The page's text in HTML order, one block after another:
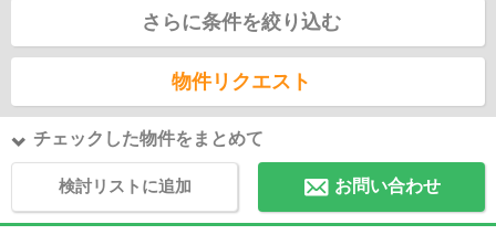
さらに条件を絞り込む
物件リクエスト
チェックした物件をまとめて
検討リストに追加 お問い合わせ